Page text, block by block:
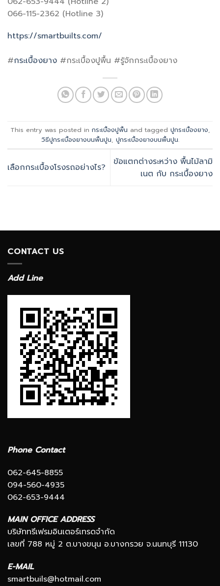
066-115-2362 (Hotline 3)
https://smartbuilts.com/
#กระเบื้องยาง #กระเบื้องปูพื้น #รู้จักกระเบื้องยาง
This entry was posted in กระเบื้องปูพื้น and tagged ปูกระเบื้องยาง
วิธีปูกระเบื้องยางบนพื้นปูน ปูกระเบื้องยางบนพื้นปูน.
เลือกกระเบื้องโรงรถอย่างไร?
ข้อแตกต่างระหว่าง พื้นไม้ลามิ
เนต กับ กระเบื้องยาง
CONTACT US
Add Line
Phone Contact
062-645-8855
094-560-4935
062-653-9444
MAIN OFFICE ADDRESS
บริษัททรีเฟรมอินเตอร์เทรดจำกัด
เลขที่ 788 หมู่ 2 ต.บางขนุน อ.บางกรวย จ.นนทบุรี 11130
E-MAIL
smartbuils@hotmail.com